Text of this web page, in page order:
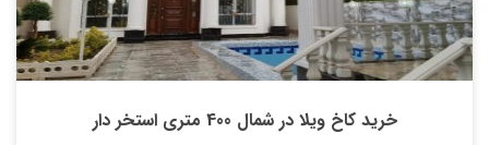
خرید کاخ ویلا در شمال 400 متری استخر دار